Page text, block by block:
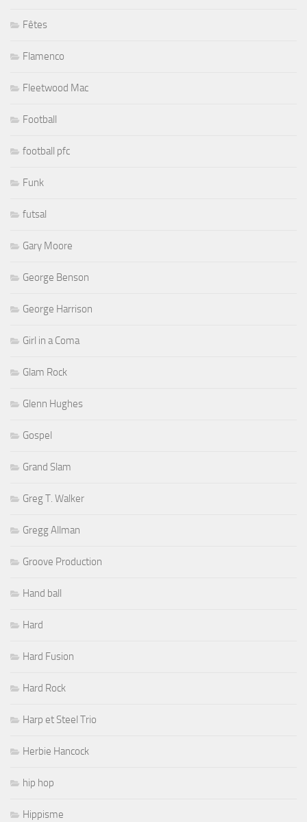
Fêtes
Flamenco
Fleetwood Mac
Football
football pfc
Funk
futsal
Gary Moore
George Benson
George Harrison
Girl in a Coma
Glam Rock
Glenn Hughes
Gospel
Grand Slam
Greg T. Walker
Gregg Allman
Groove Production
Hand ball
Hard
Hard Fusion
Hard Rock
Harp et Steel Trio
Herbie Hancock
hip hop
Hippisme